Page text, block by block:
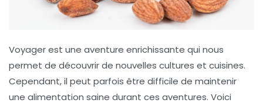
Voyager est une aventure enrichissante qui nous
permet de découvrir de nouvelles cultures et cuisines.
Cependant, il peut parfois être difficile de maintenir
une alimentation saine durant ces aventures. Voici